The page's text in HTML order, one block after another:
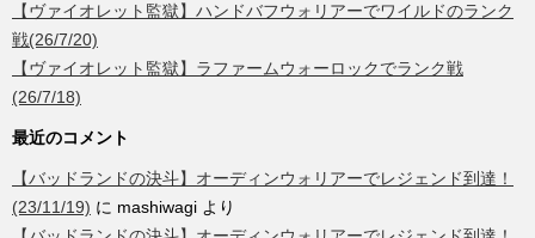
【ヴァイオレット監獄】ハンドバフウォリアーでワイルドのランク
戦(26/7/20)
【ヴァイオレット監獄】ラファームウォーロックでランク戦
(26/7/18)
最近のコメント
【バッドランドの決斗】オーディンウォリアーでレジェンド到達！
(23/11/19) に mashiwagi より